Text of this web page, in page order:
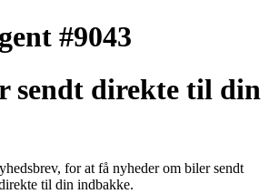
#9043
sendt direkte til din
for at få nyheder om biler sendt
til din indbakke.